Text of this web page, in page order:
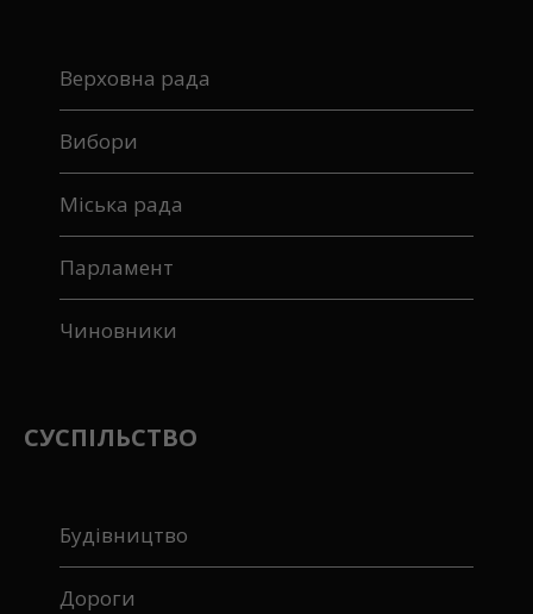
Верховна рада
Вибори
Міська рада
Парламент
Чиновники
СУСПІЛЬСТВО
Будівництво
Дороги